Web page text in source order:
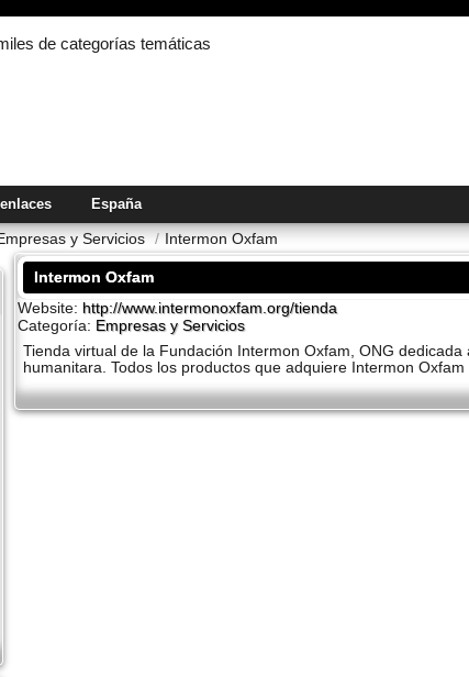
de categorías temáticas
España
y Servicios / Intermon Oxfam
Intermon Oxfam
Website: http://www.intermonoxfam.org/tienda
Categoría: Empresas y Servicios
Tienda virtual de la Fundación Intermon Oxfam, ONG
humanitara. Todos los productos que adquiere Intermon